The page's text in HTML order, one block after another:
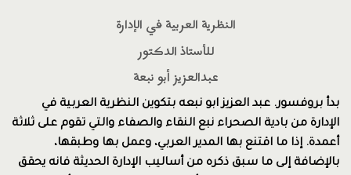
النظرية العربية في الإدارة
للأستاذ الدكتور
عبدالعزيز أبو نبعة
بدأ بروفسور. عبد العزيز ابو نبعه بتكوين النظرية العربية في
الإدارة من بادية الصحراء نبع النقاء والصفاء والتي تقوم على ثلاثة
أعمدة. إذا ما اقتنع بها المدير العربي، وعمل بها وطبقها،
بالإضافة إلى ما سبق ذكره من أساليب الإدارة الحديثة فانه يحقق